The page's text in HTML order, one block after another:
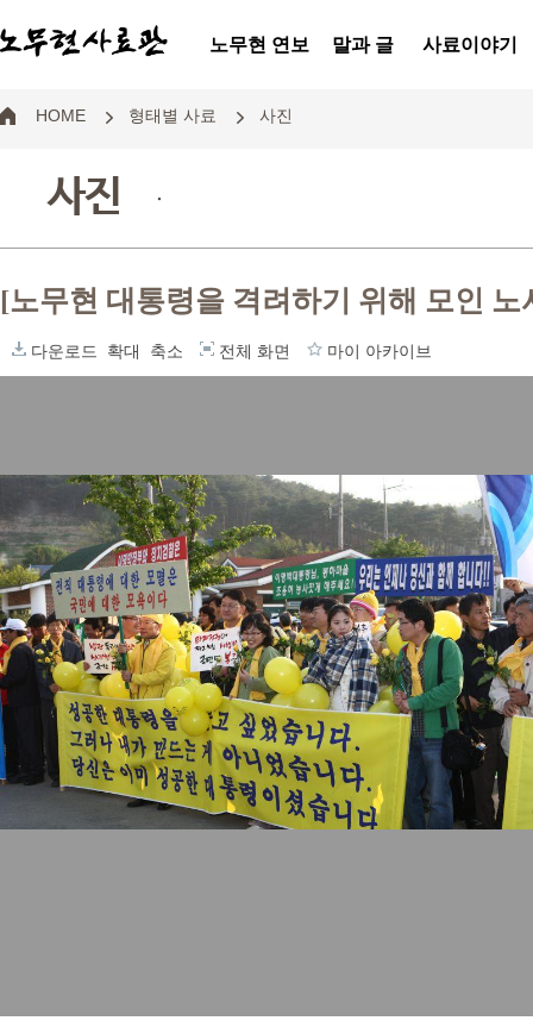
노무현 연보 말과 글 사료이야기
HOME 형태별 사료 사진
사진 .
[노무현 대통령을 격려하기 위해 모인 노
다운로드 확대 축소 전체 화면 마이 아카이브